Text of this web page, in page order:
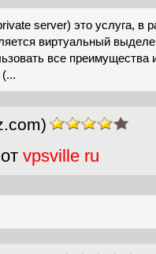
server) это услуга, в
виртуальный
все преимущества
vpsville ru